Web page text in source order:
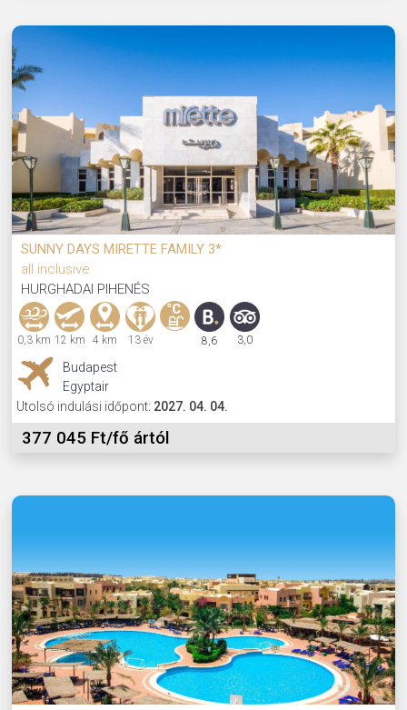
SUNNY DAYS MIRETTE FAMILY 3*
all inclusive
HURGHADAI PIHENÉS
0,3 km 12 km 4 km 13 év 8,6 3,0
Budapest
Egyptair
Utolsó indulási időpont: 2027. 04. 04.
377 045 Ft/fő ártól